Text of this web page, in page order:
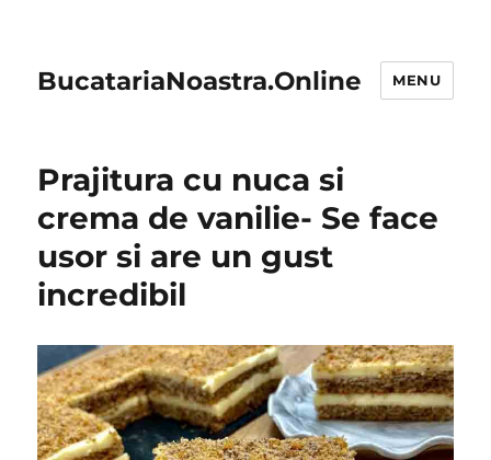
BucatariaNoastra.Online MENU
Prajitura cu nuca si
crema de vanilie- Se face
usor si are un gust
incredibil